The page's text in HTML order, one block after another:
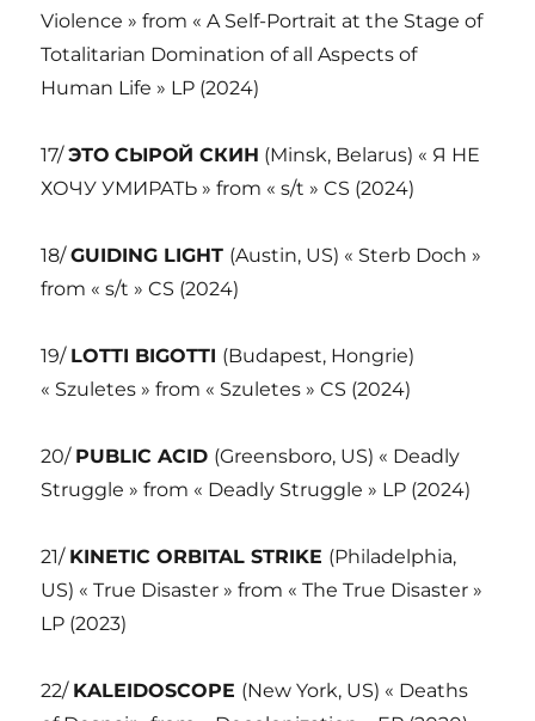
Violence » from « A Self-Portrait at the Stage of
Totalitarian Domination of all Aspects of
Human Life » LP (2024)
17/ЭТО СЫРОЙ СКИН (Minsk, Belarus) « Я НЕ
ХОЧУ УМИРАТЬ » from « s/t » CS (2024)
18/GUIDING LIGHT (Austin, US) « Sterb Doch »
from « s/t » CS (2024)
19/ LOTTI BIGOTTI (Budapest, Hongrie)
« Szuletes » from « Szuletes » CS (2024)
20/ PUBLIC ACID (Greensboro, US) « Deadly
Struggle » from « Deadly Struggle » LP (2024)
21/ KINETIC ORBITAL STRIKE (Philadelphia,
US) « True Disaster » from « The True Disaster »
LP (2023)
22/ KALEIDOSCOPE (New York, US) « Deaths